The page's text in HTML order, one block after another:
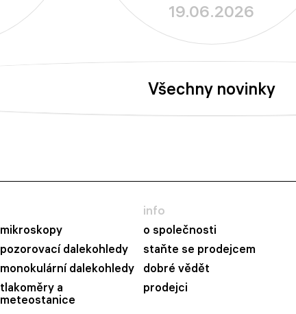
New Skyline PRO
19.06.2026
Všechny novinky
mikroskopy
pozorovací dalekohledy
monokulární dalekohledy
tlakoměry a
meteostanice
info
o společnosti
staňte se prodejcem
dobré vědět
prodejci